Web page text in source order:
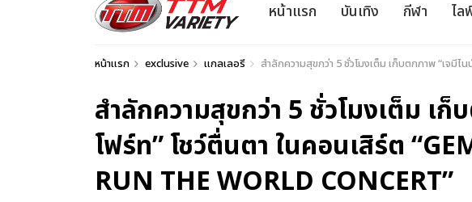
หน้าแรก บันเทิง กีฬา ไล
หน้าแรก exclusive แกลเลอรี สำลักความสุขกว่า 5 ชั่วโมงเต็ม เก็บตกภาพ “เจมี
สำลักความสุขกว่า 5 ชั่วโมงเต็ม เก็
โฟร์ท” โชว์ตื่นตา ในคอนเสิร์ต
RUN THE WORLD CONCERT”